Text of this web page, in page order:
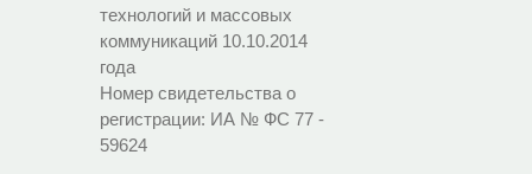
технологий и массовых
коммуникаций 10.10.2014
года
Номер свидетельства о
регистрации: ИА № ФС 77 -
59624